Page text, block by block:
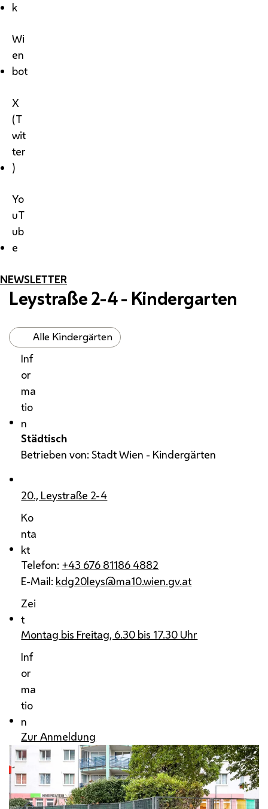
k
Wi
en
bot
X
(T
wit
ter
)
Yo
uT
ub
e
NEWSLETTER
Leystraße 2-4 - Kindergarten
Alle Kindergärten
Inf
or
ma
tio
n
Städtisch
Betrieben von: Stadt Wien - Kindergärten
20., Leystraße 2-4
Ko
nta
kt
Telefon: +43 676 81186 4882
E-Mail: kdg20leys@ma10.wien.gv.at
Zei
t
Montag bis Freitag, 6.30 bis 17.30 Uhr
Inf
or
ma
tio
n
Zur Anmeldung